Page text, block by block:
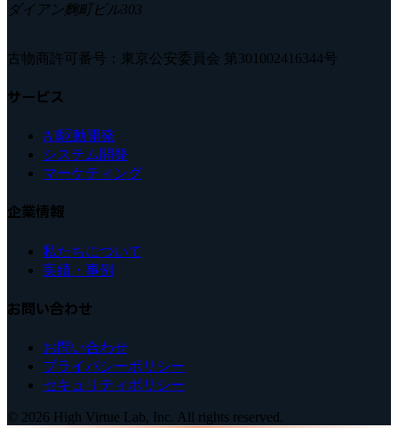
ダイアン麴町ビル303
古物商許可番号：東京公安委員会 第301002416344号
サービス
AI駆動開発
システム開発
マーケティング
企業情報
私たちについて
実績・事例
お問い合わせ
お問い合わせ
プライバシーポリシー
セキュリティポリシー
© 2026 High Virtue Lab, Inc. All rights reserved.